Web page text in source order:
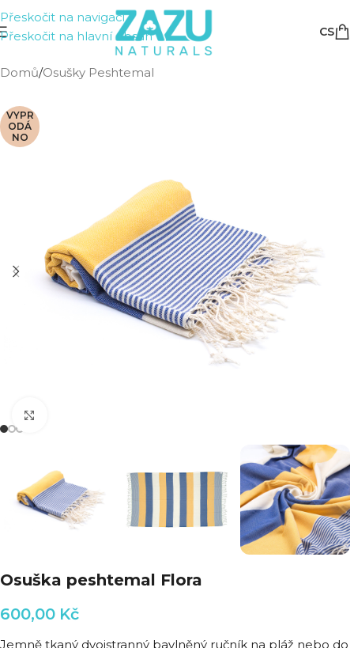
Přeskočit na navigaci
Přeskočit na hlavní obsah
CS
Domů/Osušky Peshtemal
VYPR
ODÁ
NO
Osuška peshtemal Flora
600,00 Kč
Jemně tkaný dvojstranný bavlněný ručník na pláž nebo do